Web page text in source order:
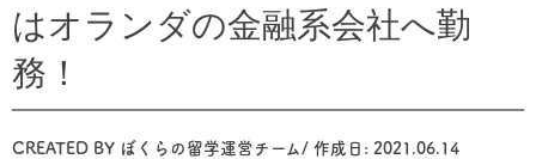
はオランダの金融系会社へ勤
務！
CREATED BY ぼくらの留学運営チーム/ 作成日: 2021.06.14